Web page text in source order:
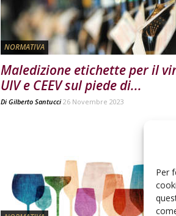
Per
NORMATIVA
Maledizione etichette per il
UIV e CEEV sul piede di...
Di Gilberto Santucci 26 Novembre 2023